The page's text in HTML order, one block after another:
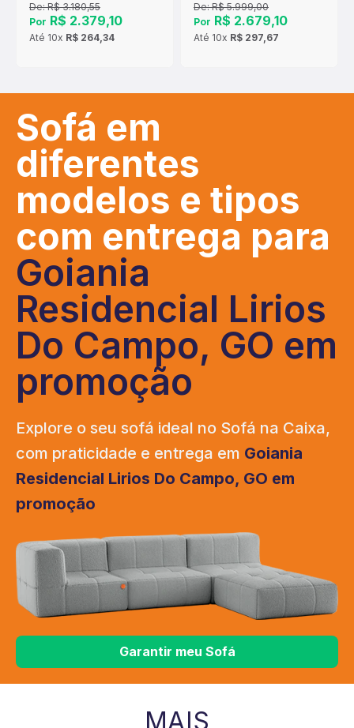
De:R$ 3.180,55
Por R$ 2.379,10
Até 10x R$ 264,34
De:R$ 5.999,00
Por R$ 2.679,10
Até 10x R$ 297,67
Sofá em
diferentes
modelos e tipos
com entrega para
Goiania
Residencial Lirios
Do Campo, GO em
promoção
Explore o seu sofá ideal no Sofá na Caixa,
com praticidade e entrega em Goiania
Residencial Lirios Do Campo, GO em
promoção
Garantir meu Sofá
MAIS